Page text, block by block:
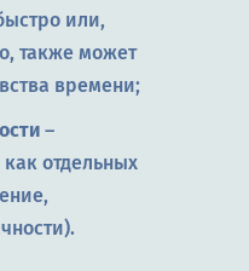
или,
также может
времени;
–
отдельных